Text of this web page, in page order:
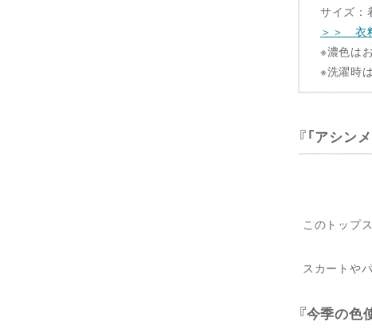
サイズ：
＞＞ 衣
※濃色は
※洗濯時
「アシン
このトップ
スカートや
今季の色